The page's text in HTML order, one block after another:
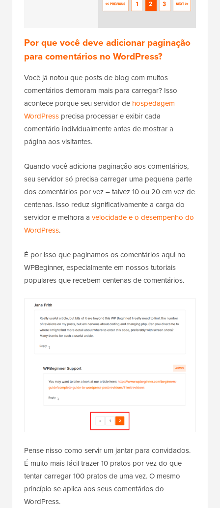
Por que você deve adicionar paginação
para comentários no WordPress?
Você já notou que posts de blog com muitos
comentários demoram mais para carregar? Isso
acontece porque seu servidor de hospedagem
WordPress precisa processar e exibir cada
comentário individualmente antes de mostrar a
página aos visitantes.
Quando você adiciona paginação aos comentários,
seu servidor só precisa carregar uma pequena parte
dos comentários por vez – talvez 10 ou 20 em vez de
centenas. Isso reduz significativamente a carga do
servidor e melhora a velocidade e o desempenho do
WordPress.
É por isso que paginamos os comentários aqui no
WPBeginner, especialmente em nossos tutoriais
populares que recebem centenas de comentários.
Pense nisso como servir um jantar para convidados.
É muito mais fácil trazer 10 pratos por vez do que
tentar carregar 100 pratos de uma vez. O mesmo
princípio se aplica aos seus comentários do
WordPress.